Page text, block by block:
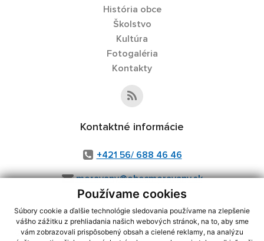
Používame cookies
Súbory cookie a ďalšie technológie sledovania používame na zlepšenie
vášho zážitku z prehliadania našich webových stránok, na to, aby sme
vám zobrazovali prispôsobený obsah a cielené reklamy, na analýzu
História obce
Školstvo
Kultúra
Fotogaléria
Kontakty
Kontaktné informácie
+421 56/ 688 46 46
moravany@obecmoravany.sk
využite možnosť získavania aktuálnych informácií s využitím RSS